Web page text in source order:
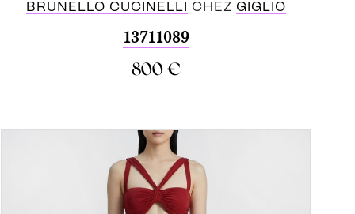
BRUNELLO CUCINELLI CHEZ GIGLIO
13711089
800€
ACHETER